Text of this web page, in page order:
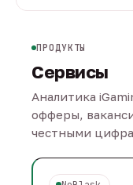
ПРОДУКТЫ
Сервисы
Аналитика
офферы,
честными